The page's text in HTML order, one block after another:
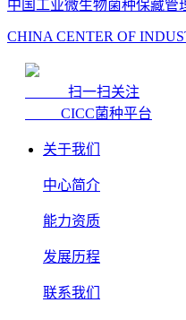
中国工业微生物菌种保藏管
CHINA CENTER OF
扫一扫关注
CICC菌种平台
关于我们
中心简介
能力资质
发展历程
联系我们